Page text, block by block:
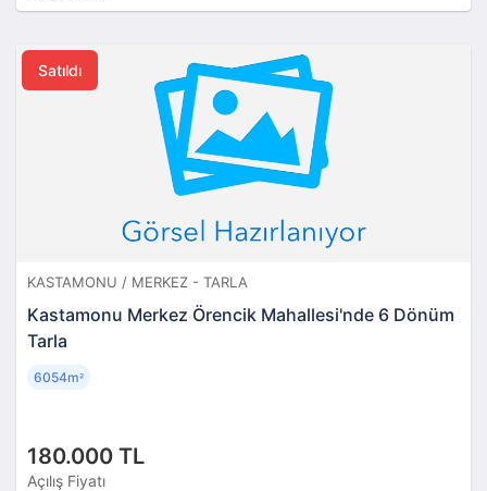
Satıldı
KASTAMONU / MERKEZ - TARLA
Kastamonu Merkez Örencik Mahallesi'nde 6 Dönüm
Tarla
180.000 TL
Açılış Fiyatı
6054m²